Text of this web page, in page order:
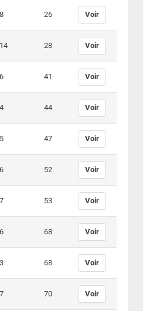
8 26 Voir
14 28 Voir
6 41 Voir
4 44 Voir
5 47 Voir
6 52 Voir
7 53 Voir
6 68 Voir
3 68 Voir
7 70 Voir